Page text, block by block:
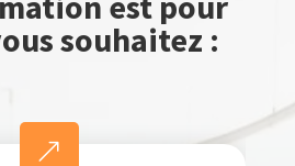
souhaitez :
&